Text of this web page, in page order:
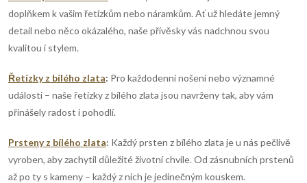
y
v
ý
p
i
s
doplňkem k vašim řetízkům nebo náramkům. Ať už hledáte jemný
detail nebo něco okázalého, naše přívěsky vás nadchnou svou
kvalitou i stylem.
Řetízky z bílého zlata: Pro každodenní nošení nebo významné
události – naše řetízky z bílého zlata jsou navrženy tak, aby vám
přinášely radost i pohodlí.
Prsteny z bílého zlata: Každý prsten z bílého zlata je u nás pečlivě
vyroben, aby zachytil důležité životní chvíle. Od zásnubních prstenů
až po ty s kameny – každý z nich je jedinečným kouskem.